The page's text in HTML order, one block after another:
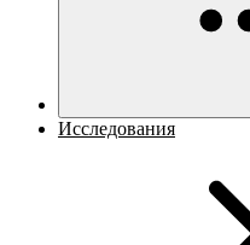
Исследования